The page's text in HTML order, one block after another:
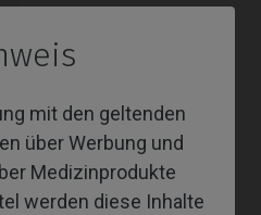
mit den geltenden
über Werbung und
Medizinprodukte
werden diese Inhalte